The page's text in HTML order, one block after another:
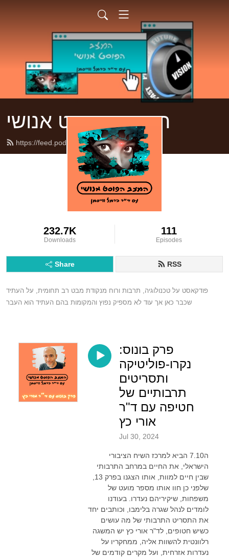
המצב הפוסט אנושי
https://feed.podbean.com/posthum/feed.xml
232.7K
Downloads
111
Episodes
Share RSS
פודקאסט על טכנולוגיה, תרבות ורוח מנקודת מבט רב תחומית, על העתיד
שכבר כאן אך עוד לא מספיק נפוץ והמקומות בהם העתיד הוא העבר
פרק בונוס:
נקרו-פוליטיקה
ותסריטים
תרבותיים של
חטיפה עם ד"ר
אורי כץ
Jul 30, 2024
ה7.10 הביא למרכז השיח הציבורי
הישראלי, את החיים במרחב התרבותי
שלפני כן חוו אותו מספר מועט של
משפחות, שיקיריהם נעדרו. בעודנו
לומדים לנהל שגרה בלימבו, וכותבים יחד
את התסריט התרבותי של מה עושים
כשיש חטופים, לד"ר אורי כץ יש המשגה
רלוונטית להשוות אליה, ממחקריו על
נעדרות אזרחית, ועל מקרים קודמים של